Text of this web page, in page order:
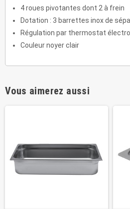
4 roues pivotantes dont 2 à frein
Dotation : 3 barrettes inox de
Régulation par thermostat
Couleur noyer clair
Vous aimerez aussi